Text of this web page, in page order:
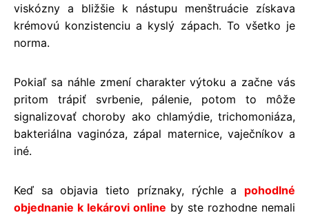
viskózny a bližšie k nástupu menštruácie získava
krémovú konzistenciu a kyslý zápach. To všetko je
norma.
Pokiaľ sa náhle zmení charakter výtoku a začne vás
pritom trápiť svrbenie, pálenie, potom to môže
signalizovať choroby ako chlamýdie, trichomoniáza,
bakteriálna vaginóza, zápal maternice, vaječníkov a
iné.
Keď sa objavia tieto príznaky, rýchle a pohodlné
objednanie k lekárovi online by ste rozhodne nemali